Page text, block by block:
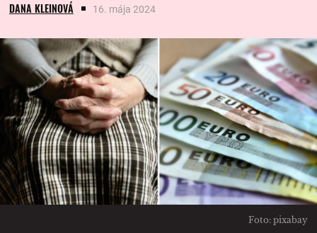
DANA KLEINOVÁ 16. mája 2024
Foto: pixabay